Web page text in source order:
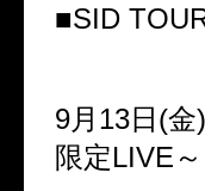
■SID
9月 13日(金)
限定LIVE